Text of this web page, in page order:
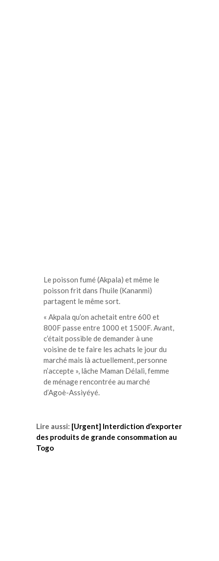
Le poisson fumé (Akpala) et même le
poisson frit dans l’huile (Kananmi)
partagent le même sort.
« Akpala qu’on achetait entre 600 et
800F passe entre 1000 et 1500F. Avant,
c’était possible de demander à une
voisine de te faire les achats le jour du
marché mais là actuellement, personne
n’accepte », lâche Maman Délali, femme
de ménage rencontrée au marché
d’Agoè-Assiyéyé.
Lire aussi: [Urgent] Interdiction d’exporter
des produits de grande consommation au
Togo